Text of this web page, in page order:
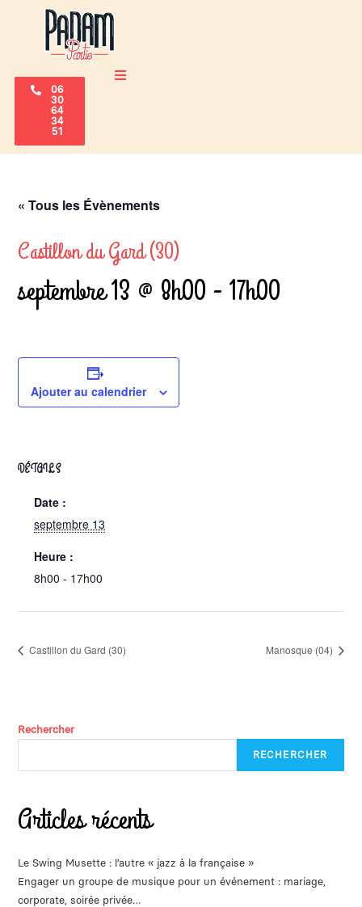
06
30
64
34
51
« Tous les Évènements
Castillon du Gard (30)
septembre 13 @ 8h00 -17h00
Ajouter au calendrier
DÉTAILS
Date :
septembre 13
Heure :
8h00 - 17h00
Castillon du Gard (30) Manosque (04)
Rechercher
RECHERCHER
Articles récents
Le Swing Musette : l’autre « jazz à la française »
Engager un groupe de musique pour un événement : mariage,
corporate, soirée privée…